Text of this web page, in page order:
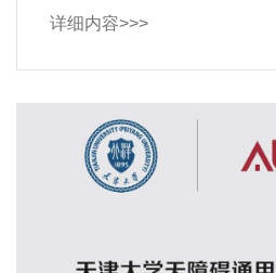
详细内容>>>